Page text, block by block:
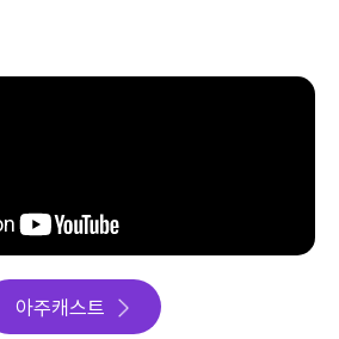
아주캐스트